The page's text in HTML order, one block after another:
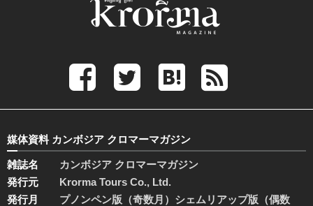
媒体資料 カンボジア クロマーマガジン
雑誌名
カンボジア クロマーマガジン
発行元
Krorma Tours Co., Ltd.
発行月
プノンペン版（奇数月）シェムリアップ版（偶数